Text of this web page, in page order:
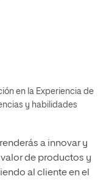
en la Experiencia de
y habilidades
a innovar y
de productos y
al cliente en el